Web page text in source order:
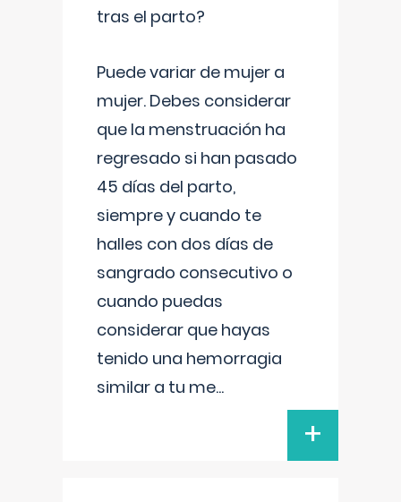
tras el parto?
Puede variar de mujer a
mujer. Debes considerar
que la menstruación ha
regresado si han pasado
45 días del parto,
siempre y cuando te
halles con dos días de
sangrado consecutivo o
cuando puedas
considerar que hayas
tenido una hemorragia
similar a tu me...
+